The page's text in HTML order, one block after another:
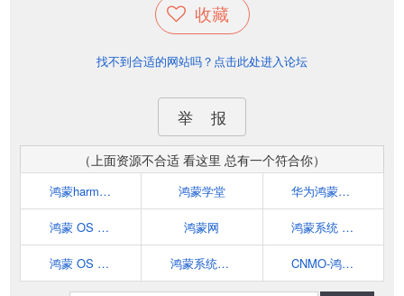
收藏
找不到合适的网站吗？点击此处进入论坛
举 报
（上面资源不合适 看这里 总有一个符合你）
鸿蒙harmonyos入门教程-iCloudEnd的博客 鸿蒙学堂 华为鸿蒙HarmonyOS
鸿蒙 OS 开源项目 鸿蒙网 鸿蒙系统 HarmonyOS | 华为操作系统
鸿蒙 OS 代码仓库 鸿蒙系统最新消息-电子发烧友网 CNMO-鸿蒙系统信息